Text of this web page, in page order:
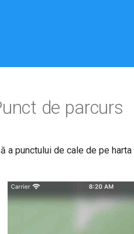
de parcurs
a punctului de cale de pe